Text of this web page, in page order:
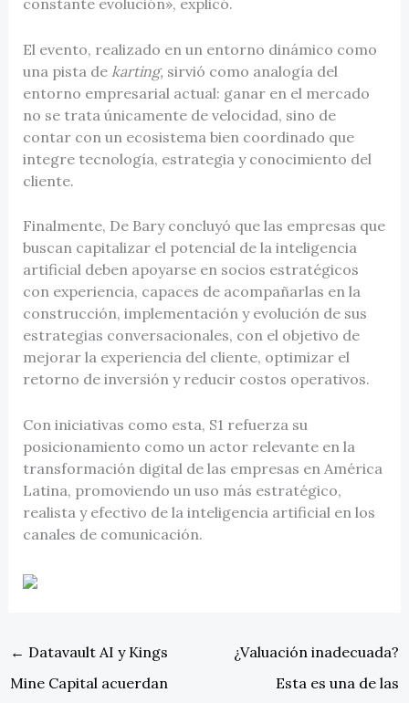
constante evolución», explicó.
El evento, realizado en un entorno dinámico como
una pista de karting, sirvió como analogía del
entorno empresarial actual: ganar en el mercado
no se trata únicamente de velocidad, sino de
contar con un ecosistema bien coordinado que
integre tecnología, estrategia y conocimiento del
cliente.
Finalmente, De Bary concluyó que las empresas que
buscan capitalizar el potencial de la inteligencia
artificial deben apoyarse en socios estratégicos
con experiencia, capaces de acompañarlas en la
construcción, implementación y evolución de sus
estrategias conversacionales, con el objetivo de
mejorar la experiencia del cliente, optimizar el
retorno de inversión y reducir costos operativos.
Con iniciativas como esta, S1 refuerza su
posicionamiento como un actor relevante en la
transformación digital de las empresas en América
Latina, promoviendo un uso más estratégico,
realista y efectivo de la inteligencia artificial en los
canales de comunicación.
← Datavault AI y Kings
Mine Capital acuerdan
¿Valuación inadecuada?
Esta es una de las